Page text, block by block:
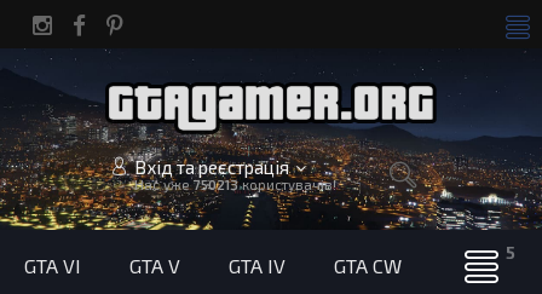
Вхід та реєстрація
Нас уже750213користувачів!
GTA VI GTA V GTA IV GTA CW